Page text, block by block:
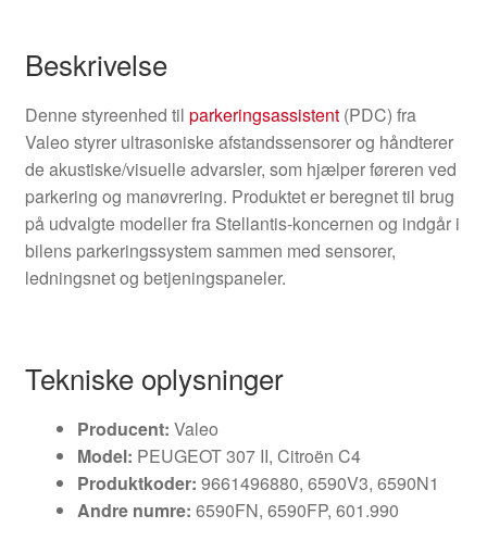
Beskrivelse
Denne styreenhed til parkeringsassistent(PDC) fra
Valeo styrer ultrasoniske afstandssensorer og håndterer
de akustiske/visuelle advarsler, som hjælper føreren ved
parkering og manøvrering. Produktet er beregnet til brug
på udvalgte modeller fra Stellantis-koncernen og indgår i
bilens parkeringssystem sammen med sensorer,
ledningsnet og betjeningspaneler.
Tekniske oplysninger
Producent: Valeo
Model: PEUGEOT 307 II, Citroën C4
Produktkoder: 9661496880, 6590V3, 6590N1
Andre numre: 6590FN, 6590FP, 601.990